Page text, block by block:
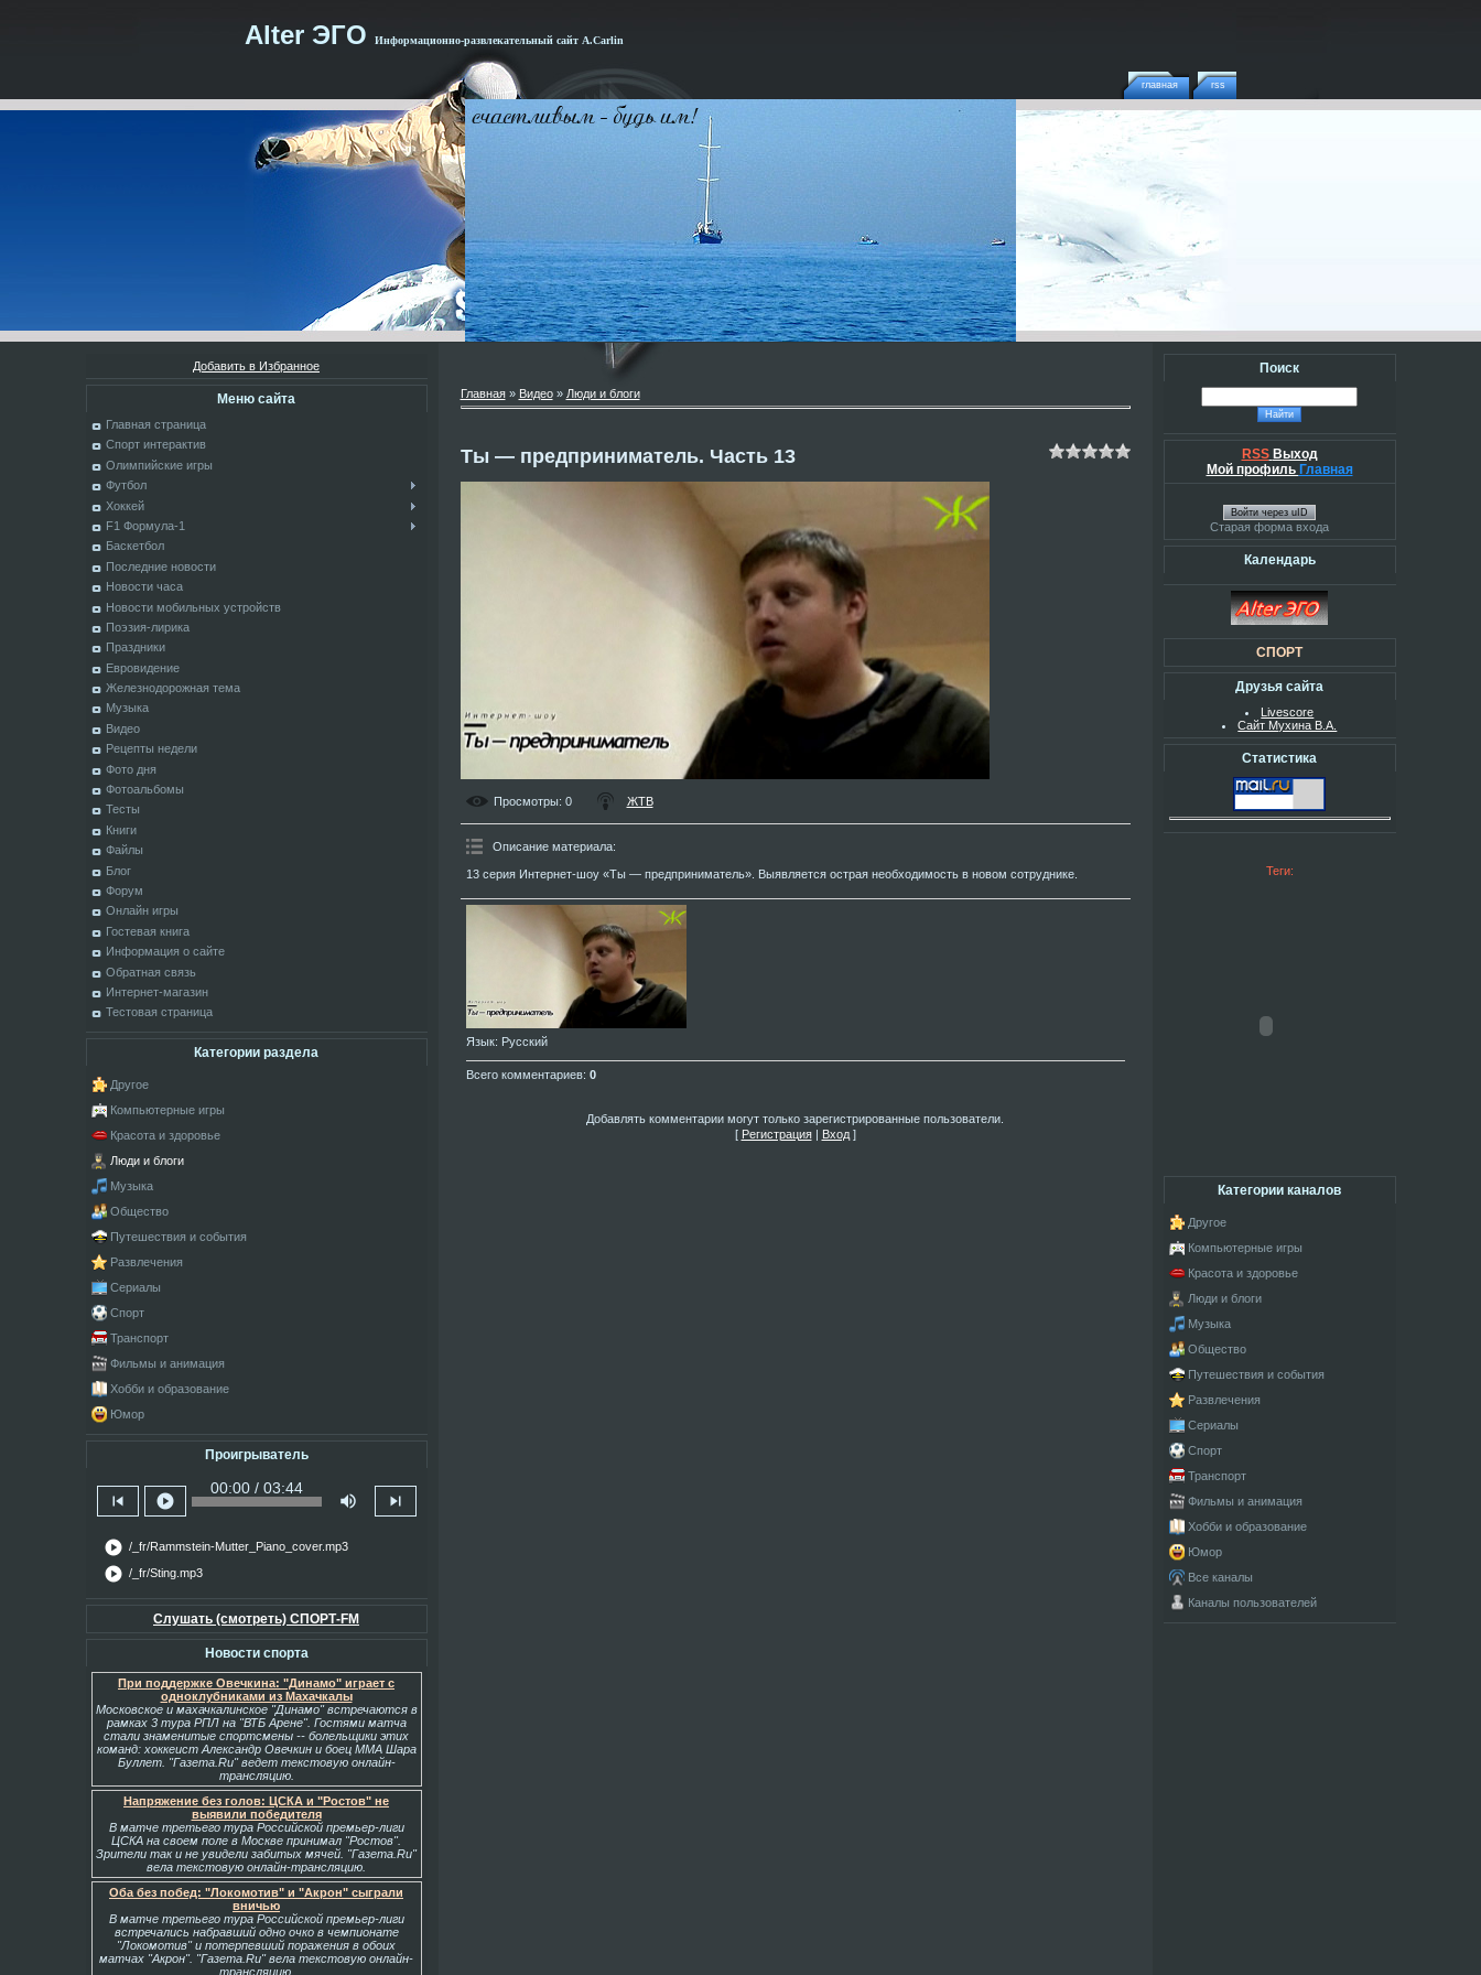
Alter ЭГО Информационно-развлекательный сайт А.Carlin
rss
главная
Добавить в Избранное
Меню сайта
Главная страница
Спорт интерактив
Олимпийские игры
Футбол
Хоккей
F1 Формула-1
Баскетбол
Последние новости
Новости часа
Новости мобильных устройств
Поэзия-лирика
Праздники
Евровидение
Железнодорожная тема
Музыка
Видео
Рецепты недели
Фото дня
Фотоальбомы
Тесты
Книги
Файлы
Блог
Форум
Онлайн игры
Гостевая книга
Информация о сайте
Обратная связь
Интернет-магазин
Тестовая страница
Категории раздела
Другое
Компьютерные игры
Красота и здоровье
Люди и блоги
Музыка
Общество
Путешествия и события
Развлечения
Сериалы
Спорт
Транспорт
Фильмы и анимация
Хобби и образование
Юмор
Проигрыватель
skip_previous play_circle
00:00 / 03:44
volume_up skip_next
play_circle /_fr/Rammstein-Mutter_Piano_cover.mp3
play_circle /_fr/Sting.mp3
Слушать (смотреть) СПОРТ-FM
Новости спорта
При поддержке Овечкина: "Динамо" играет с
одноклубниками из Махачкалы
Московское и махачкалинское "Динамо" встречаются в
рамках 3 тура РПЛ на "ВТБ Арене". Гостями матча
стали знаменитые спортсмены -- болельщики этих
команд: хоккеист Александр Овечкин и боец ММА Шара
Буллет. "Газета.Ru" ведет текстовую онлайн-
трансляцию.
Напряжение без голов: ЦСКА и "Ростов" не
выявили победителя
В матче третьего тура Российской премьер-лиги
ЦСКА на своем поле в Москве принимал "Ростов".
Зрители так и не увидели забитых мячей. "Газета.Ru"
вела текстовую онлайн-трансляцию.
Оба без побед: "Локомотив" и "Акрон" сыграли
вничью
В матче третьего тура Российской премьер-лиги
встречались набравший одно очко в чемпионате
"Локомотив" и потерпевший поражения в обоих
матчах "Акрон". "Газета.Ru" вела текстовую онлайн-
трансляцию.
Главная» Видео» Люди и блоги
Ты — предприниматель. Часть 13
Просмотры: 0 ЖТВ
Описание материала:
13 серия Интернет-шоу «Ты — предприниматель». Выявляется острая необходимость в новом сотруднике.
Язык: Русский
Всего комментариев: 0
Добавлять комментарии могут только зарегистрированные пользователи.
[ Регистрация| Вход]
Поиск
RSS Выход
Мой профиль Главная
Войти через uID
Старая форма входа
Календарь
СПОРТ
Друзья сайта
Livescore
Сайт Мухина В.А.
Статистика
Теги:
Категории каналов
Другое
Компьютерные игры
Красота и здоровье
Люди и блоги
Музыка
Общество
Путешествия и события
Развлечения
Сериалы
Спорт
Транспорт
Фильмы и анимация
Хобби и образование
Юмор
Все каналы
Каналы пользователей